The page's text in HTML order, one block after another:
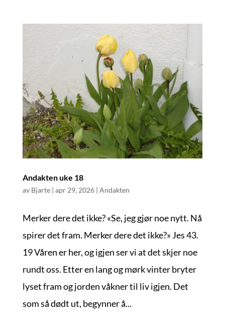
Andakten uke 18
av Bjarte| apr 29, 2026| Andakten
Merker dere det ikke? «Se, jeg gjør noe nytt. Nå
spirer det fram. Merker dere det ikke?» Jes 43.
19 Våren er her, og igjen ser vi at det skjer noe
rundt oss. Etter en lang og mørk vinter bryter
lyset fram og jorden våkner til liv igjen. Det
som så dødt ut, begynner å...